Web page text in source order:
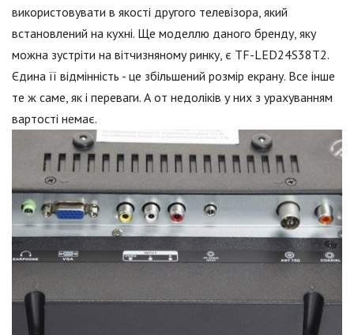
використовувати в якості другого телевізора, який
встановлений на кухні. Ще моделлю даного бренду, яку
можна зустріти на вітчизняному ринку, є TF-LED24S38T2.
Єдина її відмінність - це збільшений розмір екрану. Все інше
те ж саме, як і переваги. А от недоліків у них з урахуванням
вартості немає.